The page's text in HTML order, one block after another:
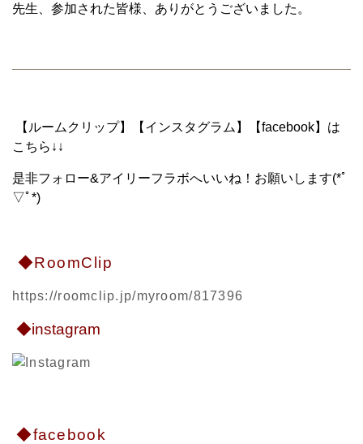
先生、参加された皆様、ありがとうございました。
【ルームクリップ】【インスタグラム】【facebook】は
こちら↓↓
是非フォロー&アイリーフラボへいいね！お願いします(*ﾟ
▽ﾟ*)
◆RoomClip
https://roomclip.jp/myroom/817396
◆instagram
◆facebook